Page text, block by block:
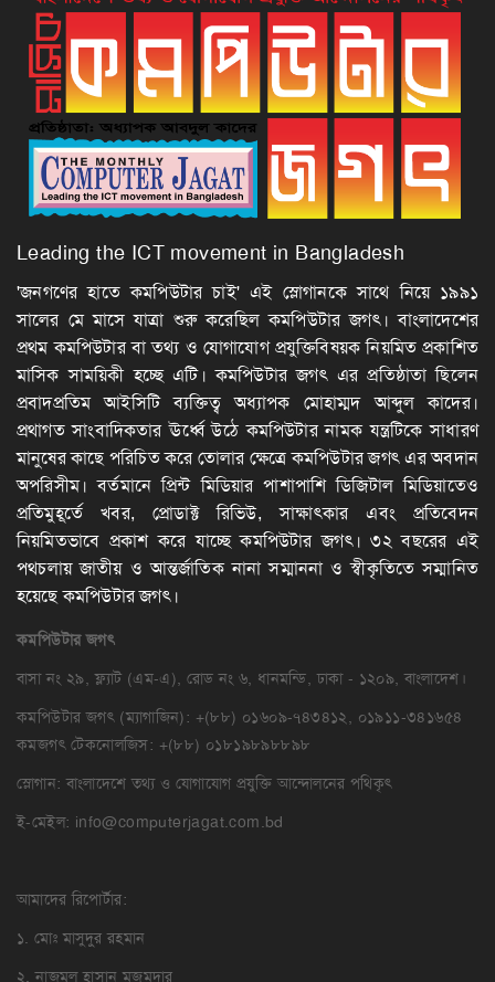
Leading the ICT movement in Bangladesh
'জনগণের হাতে কমপিউটার চাই' এই স্লোগানকে সাথে নিয়ে ১৯৯১
সালের মে মাসে যাত্রা শুরু করেছিল কমপিউটার জগৎ। বাংলাদেশের
প্রথম কমপিউটার বা তথ্য ও যোগাযোগ প্রযুক্তিবিষয়ক নিয়মিত প্রকাশিত
মাসিক সাময়িকী হচ্ছে এটি। কমপিউটার জগৎ এর প্রতিষ্ঠাতা ছিলেন
প্রবাদপ্রতিম আইসিটি ব্যক্তিত্ব অধ্যাপক মোহাম্মদ আব্দুল কাদের।
প্রথাগত সাংবাদিকতার ঊর্ধ্বে উঠে কমপিউটার নামক যন্ত্রটিকে সাধারণ
মানুষের কাছে পরিচিত করে তোলার ক্ষেত্রে কমপিউটার জগৎ এর অবদান
অপরিসীম। বর্তমানে প্রিন্ট মিডিয়ার পাশাপাশি ডিজিটাল মিডিয়াতেও
প্রতিমুহূর্তে খবর, প্রোডাক্ট রিভিউ, সাক্ষাৎকার এবং প্রতিবেদন
নিয়মিতভাবে প্রকাশ করে যাচ্ছে কমপিউটার জগৎ। ৩২ বছরের এই
পথচলায় জাতীয় ও আন্তর্জাতিক নানা সম্মাননা ও স্বীকৃতিতে সম্মানিত
হয়েছে কমপিউটার জগৎ।
কমপিউটারজগৎ
বাসা নং ২৯, ফ্ল্যাট (এম-এ), রোড নং ৬, ধানমন্ডি, ঢাকা - ১২০৯, বাংলাদেশ।
কমপিউটার জগৎ (ম্যাগাজিন): +(৮৮) ০১৬০৯-৭৪৩৪১২, ০১৯১১-৩৪১৬৫৪
কমজগৎ টেকনোলজিস: +(৮৮) ০১৮১৯৮৯৮৮৯৮
স্লোগান: বাংলাদেশে তথ্য ও যোগাযোগ প্রযুক্তি আন্দোলনের পথিকৃৎ
ই-মেইল: info@computerjagat.com.bd
আমাদের রিপোর্টার:
১. মোঃ মাসুদুর রহমান
২. নাজমুল হাসান মজুমদার